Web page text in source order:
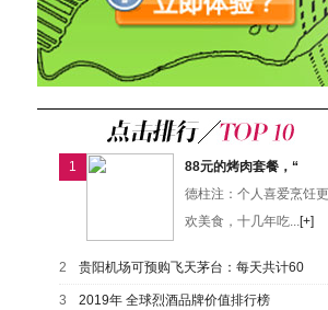
1
88元的烤肉套餐，“
德柱注：个人喜爱烹饪
欢美食，十几年吃...[+]
2 贵阳机场可预购飞天茅台：每天共计60
3 2019年 全球烈酒品牌价值排行榜